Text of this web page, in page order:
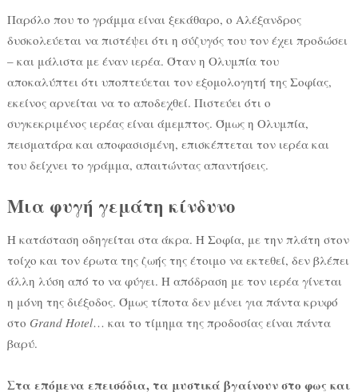
Παρόλο που το γράμμα είναι ξεκάθαρο, ο Αλέξανδρος
δυσκολεύεται να πιστέψει ότι η σύζυγός του τον έχει προδώσει
– και μάλιστα με έναν ιερέα. Όταν η Ολυμπία του
αποκαλύπτει ότι υποπτεύεται τον εξομολογητή της Σοφίας,
εκείνος αρνείται να το αποδεχθεί. Πιστεύει ότι ο
συγκεκριμένος ιερέας είναι άμεμπτος. Όμως η Ολυμπία,
πεισματάρα και αποφασισμένη, επισκέπτεται τον ιερέα και
του δείχνει το γράμμα, απαιτώντας απαντήσεις.
Μια φυγή γεμάτη κίνδυνο
Η κατάσταση οδηγείται στα άκρα. Η Σοφία, με την πλάτη στον
τοίχο και τον έρωτα της ζωής της έτοιμο να εκτεθεί, δεν βλέπει
άλλη λύση από το να φύγει. Η απόδραση με τον ιερέα γίνεται
η μόνη της διέξοδος. Όμως τίποτα δεν μένει για πάντα κρυφό
στο Grand Hotel… και το τίμημα της προδοσίας είναι πάντα
βαρύ.
Στα επόμενα επεισόδια, τα μυστικά βγαίνουν στο φως και